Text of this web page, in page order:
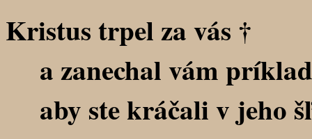
Kristus trpel za vás †
a zanechal vám
aby ste kráčali v jeho